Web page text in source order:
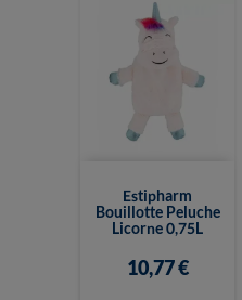
Estipharm
Bouillotte Peluche
Licorne 0,75L
10,77 €